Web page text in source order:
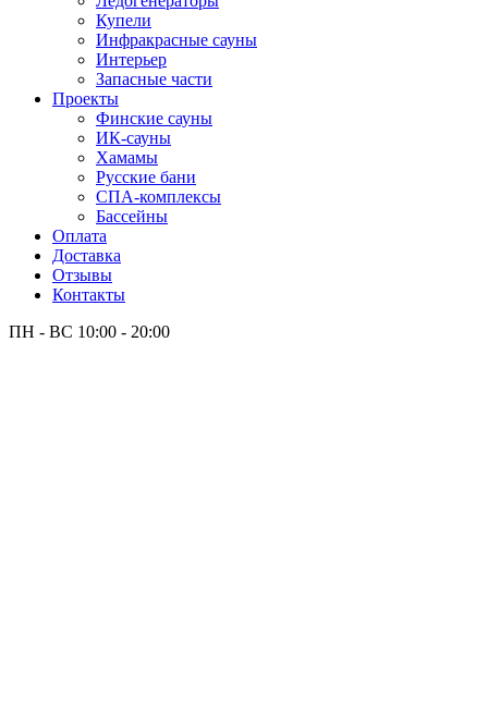
Купели
Инфракрасные сауны
Интерьер
Запасные части
Проекты
Финские сауны
ИК-сауны
Хамамы
Русские бани
СПА-комплексы
Бассейны
Оплата
Доставка
Отзывы
Контакты
ПН - ВС 10:00 - 20:00